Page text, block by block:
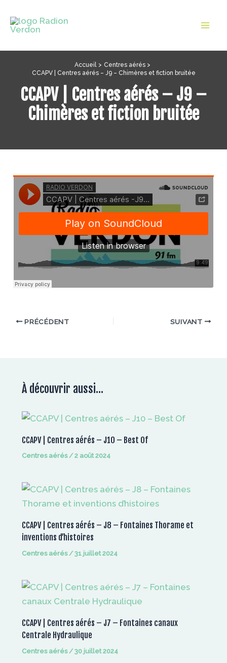
contenu
Accueil
Centres aérés
CCAPV | Centres aérés – J9 – Chimères et fiction bruitée
CCAPV | Centres aérés – J9 –
Chimères et fiction bruitée
PRÉCÉDENT SUIVANT
À découvrir aussi...
CCAPV | Centres aérés – J10 – Best Of
Centres aérés/2 août 2024
CCAPV | Centres aérés – J8 – Fontaines Thorame et
inventions d’histoires
Centres aérés/31 juillet 2024
CCAPV | Centres aérés – J7 – Fontaines canaux
Centrale Hydraulique
Centres aérés/30 juillet 2024